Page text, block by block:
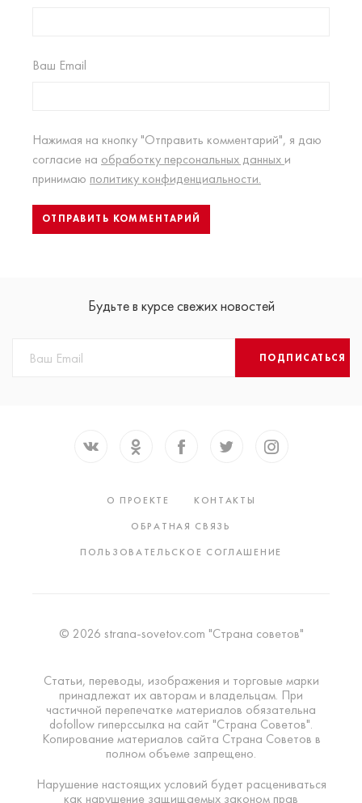
Ваш Email
Нажимая на кнопку "Отправить комментарий", я даю
согласие на обработку персональных данных и
принимаю политику конфиденциальности.
Будьте в курсе свежих новостей
ПОДПИСАТЬСЯ
О ПРОЕКТЕ
КОНТАКТЫ
ОБРАТНАЯ СВЯЗЬ
ПОЛЬЗОВАТЕЛЬСКОЕ СОГЛАШЕНИЕ
© 2026 strana-sovetov.com "Страна советов"
Статьи, переводы, изображения и торговые марки
принадлежат их авторам и владельцам. При
частичной перепечатке материалов обязательна
dofollow гиперссылка на сайт "Страна Советов".
Копирование материалов сайта Страна Советов в
полном объеме запрещено.
Нарушение настоящих условий будет расцениваться
как нарушение защищаемых законом прав